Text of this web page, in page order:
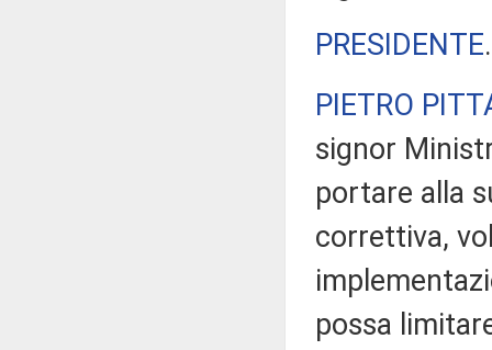
PRESIDENTE
PIETRO
signor
portare alla
correttiva,
possa